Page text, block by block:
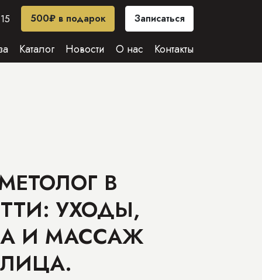
Каталог Новости О нас Контакты
500₽ в подарок Записаться
В
УХОДЫ,
И МАССАЖ
ЛИЦА.